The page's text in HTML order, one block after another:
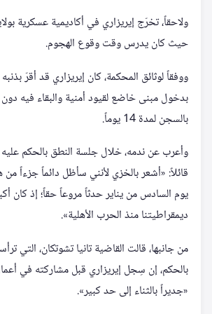
ولاحقاً، تخرّج إيريزاري في أكاديمية عسكرية
حيث كان يدرس وقت وقوع الهجوم.
ووفقاً لوثائق المحكمة، كان إيريزاري قد أقرّ
بدخول مبنى خاضع لقيود أمنية والبقاء فيه
بالسجن لمدة 14 يوماً.
قائلاً: «أشعر بالخزي لأنني سأظل دائماً جزءاً من
يوم السادس من يناير حدثاً مروعاً حقاً؛ إذ كان
ديمقراطيتنا منذ الحرب الأهلية».
من جانبها، قالت القاضية تانيا تشوتكان، التي
بالحكم، إن سِجل إيريزاري قبل مشاركته في
«جديراً بالثناء إلى حد كبير».